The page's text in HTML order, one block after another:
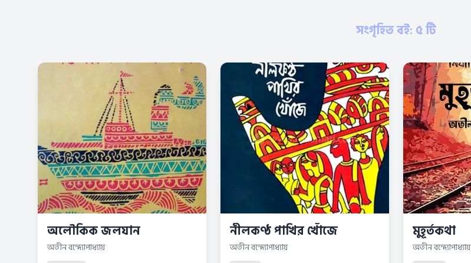
সংগৃহিত বই: ৫ টি
অলৌকিক জলযান
অতীন বন্দ্যোপাধ্যায়
নীলকণ্ঠ পাখির খোঁজে
অতীন বন্দ্যোপাধ্যায়
মুহূর্তকথা
অতীন বন্দ্যোপাধ্যায়